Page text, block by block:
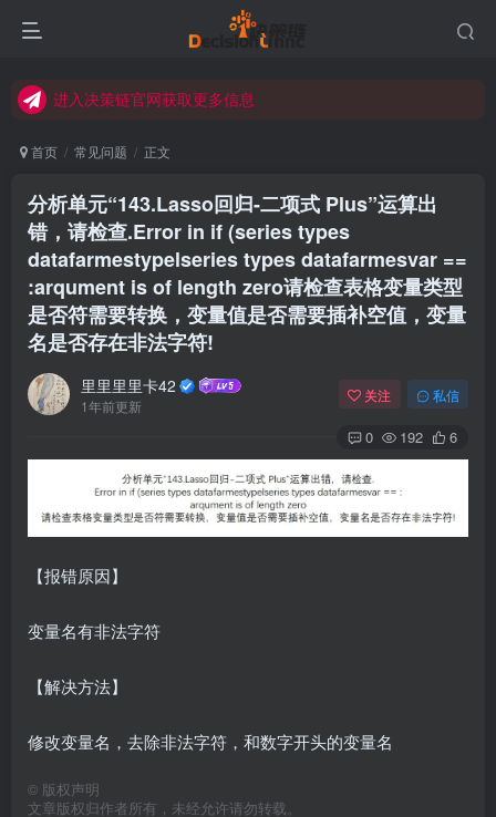
进入决策链Wiki获取官方使用指南
进入决策链官网获取更多信息
关注Bilibili官方视频号获取更多教程
首页 常见问题 正文
分析单元“143.Lasso回归-二项式 Plus”运算出
错，请检查.Error in if (series types
datafarmestypelseries types datafarmesvar ==
:arqument is of length zero请检查表格变量类型
是否符需要转换，变量值是否需要插补空值，变量
名是否存在非法字符!
里里里里卡42
1年前更新
关注 私信
0 192 6
【报错原因】
变量名有非法字符
【解决方法】
修改变量名，去除非法字符，和数字开头的变量名
© 版权声明
文章版权归作者所有，未经允许请勿转载。